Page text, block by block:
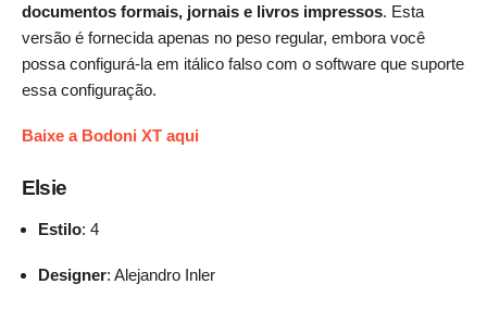
documentos formais, jornais e livros impressos. Esta
versão é fornecida apenas no peso regular, embora você
possa configurá-la em itálico falso com o software que suporte
essa configuração.
Baixe a Bodoni XT aqui
Elsie
Estilo: 4
Designer: Alejandro Inler